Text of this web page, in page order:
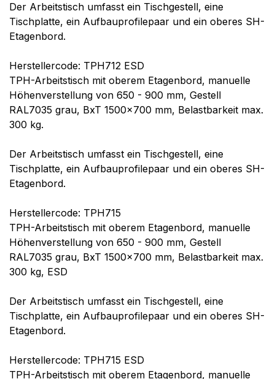
Der Arbeitstisch umfasst ein Tischgestell, eine
Tischplatte, ein Aufbauprofilepaar und ein oberes SH-
Etagenbord.
Herstellercode: TPH712 ESD
TPH-Arbeitstisch mit oberem Etagenbord, manuelle
Höhenverstellung von 650 - 900 mm, Gestell
RAL7035 grau, BxT 1500x700 mm, Belastbarkeit max.
300 kg.
Der Arbeitstisch umfasst ein Tischgestell, eine
Tischplatte, ein Aufbauprofilepaar und ein oberes SH-
Etagenbord.
Herstellercode: TPH715
TPH-Arbeitstisch mit oberem Etagenbord, manuelle
Höhenverstellung von 650 - 900 mm, Gestell
RAL7035 grau, BxT 1500x700 mm, Belastbarkeit max.
300 kg, ESD
Der Arbeitstisch umfasst ein Tischgestell, eine
Tischplatte, ein Aufbauprofilepaar und ein oberes SH-
Etagenbord.
Herstellercode: TPH715 ESD
TPH-Arbeitstisch mit oberem Etagenbord, manuelle